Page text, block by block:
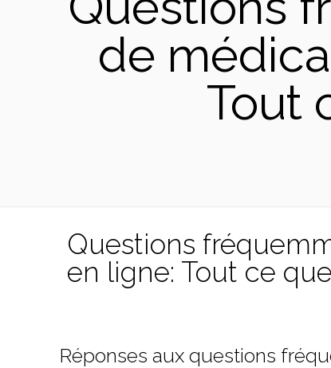
de
Tout
Questions
en ligne: Tout ce
Réponses aux questions